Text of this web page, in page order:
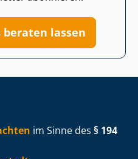
lassen
im Sinne des § 194